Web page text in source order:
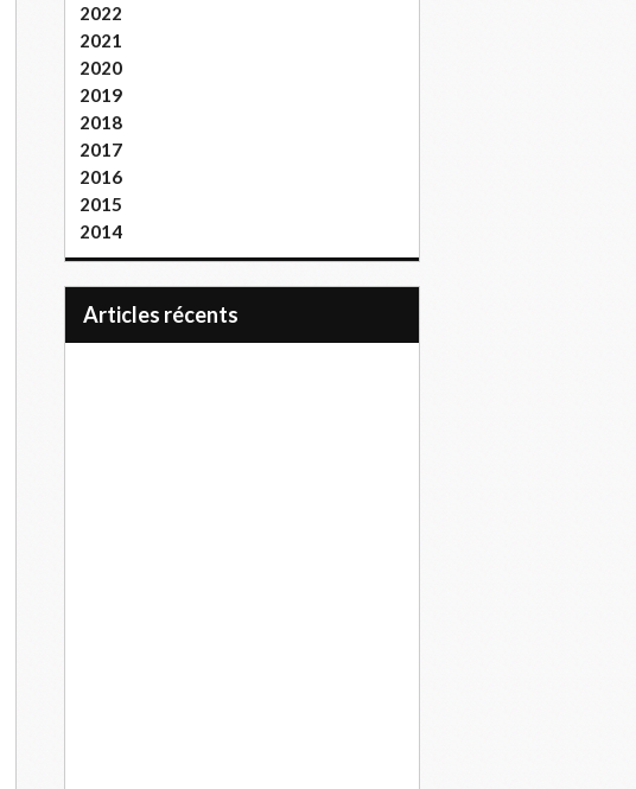
2022
2021
2020
2019
2018
2017
2016
2015
2014
articles récents